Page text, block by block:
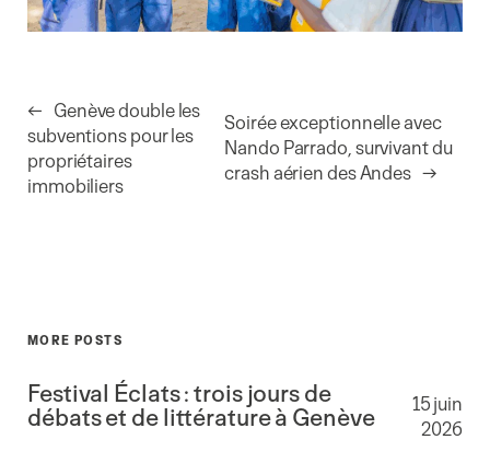
← Genève double les
subventions pour les
propriétaires
immobiliers
Soirée exceptionnelle avec
Nando Parrado, survivant du
crash aérien des Andes →
MORE POSTS
Festival Éclats : trois jours de
débats et de littérature à Genève
15 juin
2026